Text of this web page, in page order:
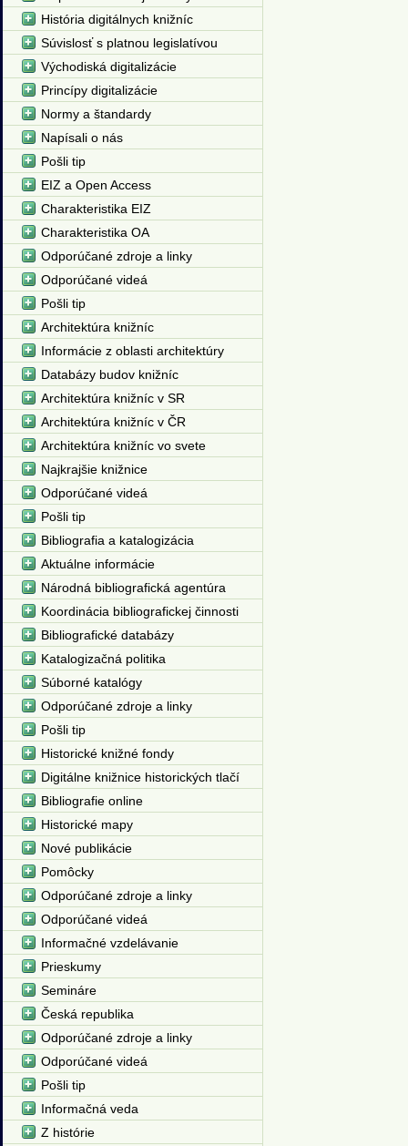
História digitálnych knižníc
Súvislosť s platnou legislatívou
Východiská digitalizácie
Princípy digitalizácie
Normy a štandardy
Napísali o nás
Pošli tip
EIZ a Open Access
Charakteristika EIZ
Charakteristika OA
Odporúčané zdroje a linky
Odporúčané videá
Pošli tip
Architektúra knižníc
Informácie z oblasti architektúry
Databázy budov knižníc
Architektúra knižníc v SR
Architektúra knižníc v ČR
Architektúra knižníc vo svete
Najkrajšie knižnice
Odporúčané videá
Pošli tip
Bibliografia a katalogizácia
Aktuálne informácie
Národná bibliografická agentúra
Koordinácia bibliografickej činnosti
Bibliografické databázy
Katalogizačná politika
Súborné katalógy
Odporúčané zdroje a linky
Pošli tip
Historické knižné fondy
Digitálne knižnice historických tlačí
Bibliografie online
Historické mapy
Nové publikácie
Pomôcky
Odporúčané zdroje a linky
Odporúčané videá
Informačné vzdelávanie
Prieskumy
Semináre
Česká republika
Odporúčané zdroje a linky
Odporúčané videá
Pošli tip
Informačná veda
Z histórie